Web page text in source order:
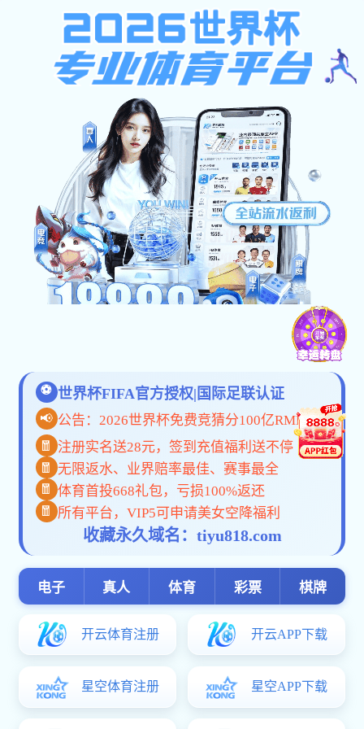
靠谱的滚球app
靠谱的滚球app-数澜未来公司(中国在线有限责任公司)